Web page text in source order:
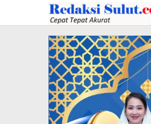
konten